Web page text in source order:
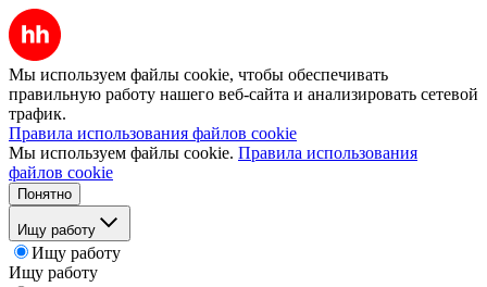
Мы используем файлы cookie, чтобы обеспечивать
правильную работу нашего веб-сайта и анализировать сетевой
трафик.
Правила использования файлов cookie
Мы используем файлы cookie. Правила использования
файлов cookie
Понятно
Ищу работу
Ищу работу
Ищу работу